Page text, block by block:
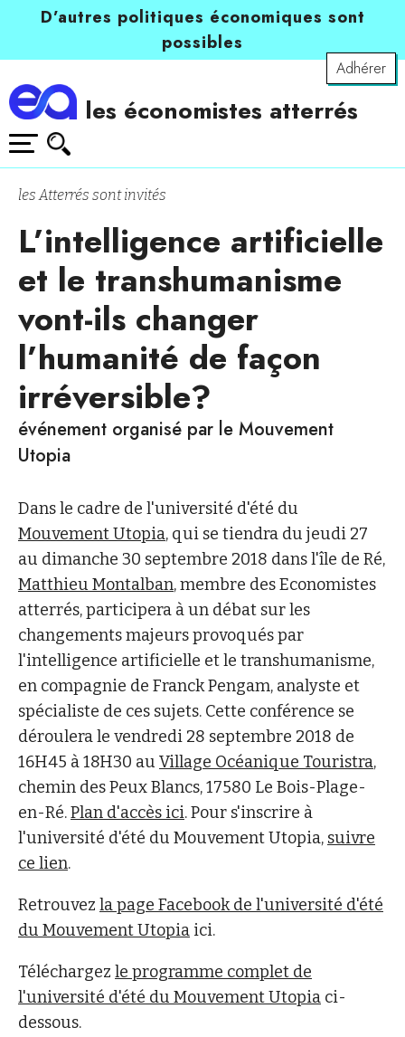
D’autres politiques économiques sont
possibles
Adhérer
les économistes atterrés
les Atterrés sont invités
L’intelligence artificielle
et le transhumanisme
vont-ils changer
l’humanité de façon
irréversible?
événement organisé par le Mouvement
Utopia
Dans le cadre de l'université d'été du
Mouvement Utopia, qui se tiendra du jeudi 27
au dimanche 30 septembre 2018 dans l'île de Ré,
Matthieu Montalban, membre des Economistes
atterrés, participera à un débat sur les
changements majeurs provoqués par
l'intelligence artificielle et le transhumanisme,
en compagnie de Franck Pengam, analyste et
spécialiste de ces sujets. Cette conférence se
déroulera le vendredi 28 septembre 2018 de
16H45 à 18H30 au Village Océanique Touristra,
chemin des Peux Blancs, 17580 Le Bois-Plage-
en-Ré.Plan d'accès ici. Pour s'inscrire à
l'université d'été du Mouvement Utopia, suivre
ce lien.
Retrouvez la page Facebook de l'université d'été
du Mouvement Utopia ici.
Téléchargez le programme complet de
l'université d'été du Mouvement Utopia ci-
dessous.